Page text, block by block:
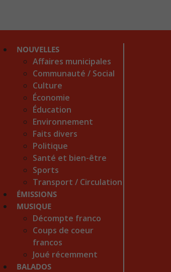
NOUVELLES
Affaires municipales
Communauté / Social
Culture
Économie
Éducation
Environnement
Faits divers
Politique
Santé et bien-être
Sports
Transport / Circulation
ÉMISSIONS
MUSIQUE
Décompte franco
Coups de coeur
francos
Joué récemment
BALADOS